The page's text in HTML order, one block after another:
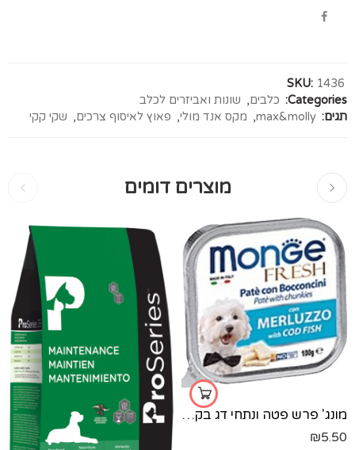
SKU: 1436
Categories:
כלבים, שונות ואביזרים לכלב
תגים: max&molly
, מקס אנד מולי, פאוץ לאיסוף צרכים, שקי קקי
מוצרים דומים
מונג' פרש פטה ונתחי דג בקלה-100 גר'
₪5.50